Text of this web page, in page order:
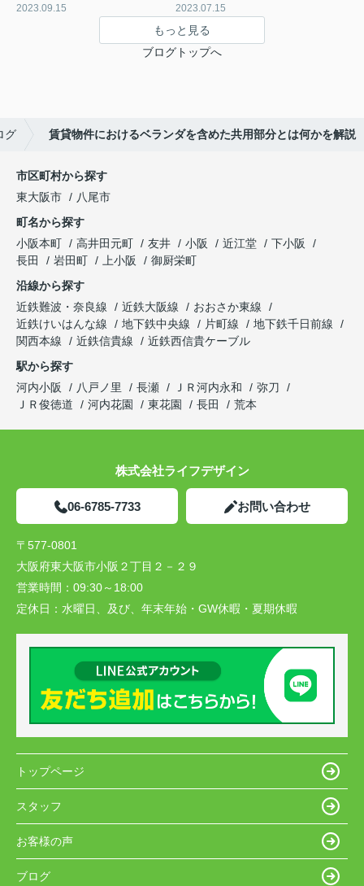
2023.09.15 2023.07.15
もっと見る
ブログトップへ
グ 賃貸物件におけるベランダを含めた共用部分とは何かを解説
市区町村から探す
東大阪市
八尾市
町名から探す
小阪本町
高井田元町 友井 小阪 近江堂
下小阪
長田
岩田町 上小阪
御厨栄町
沿線から探す
近鉄難波・奈良線
近鉄大阪線
おおさか東線
近鉄けいはんな線
地下鉄中央線 片町線
地下鉄千日前線
関西本線
近鉄信貴線
近鉄西信貴ケーブル
駅から探す
河内小阪
八戸ノ里 長瀬 ＪＲ河内永和
弥刀
ＪＲ俊徳道
河内花園 東花園 長田 荒本
株式会社ライフデザイン
06-6785-7733 お問い合わせ
〒577-0801
大阪府東大阪市小阪２丁目２－２９
営業時間： 09:30～18:00
定休日： 水曜日、及び、年末年始・GW休暇・夏期休暇
トップページ
スタッフ
お客様の声
ブログ